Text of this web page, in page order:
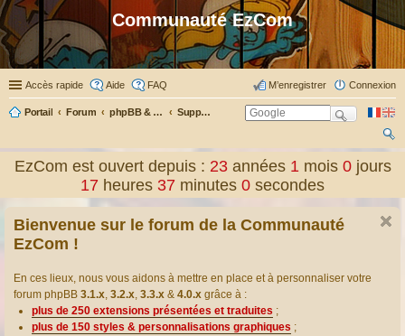
Communauté EzCom
Accès rapide Aide FAQ Connexion
M’enregistrer
Portail Forum phpBB & Co Support pour phpBB
ch
er
EzCom est ouvert depuis : 23 années1 mois0 jours
17 heures 37 minutes 1 secondes
Bienvenue sur le forum de la Communauté
EzCom !
En ces lieux, nous vous aidons à mettre en place et à personnaliser votre
forum phpBB 3.1.x, 3.2.x, 3.3.x & 4.0.x grâce à :
plus de 250 extensions présentées et traduites ;
plus de 150 styles & personnalisations graphiques ;